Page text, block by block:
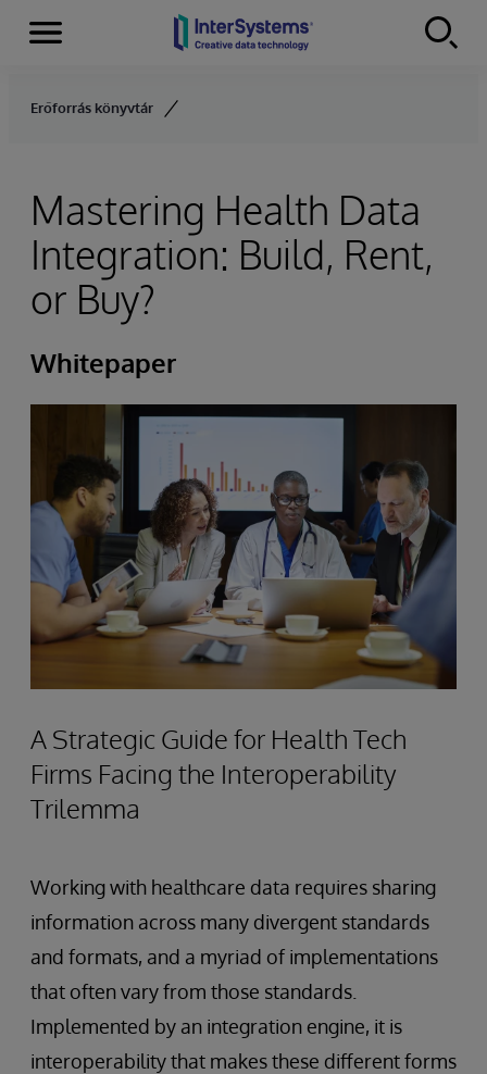
Skip to content
Menu
Erőforrás könyvtár
Mastering Health Data
Integration: Build, Rent,
or Buy?
Whitepaper
A Strategic Guide for Health Tech
Firms Facing the Interoperability
Trilemma
Working with healthcare data requires sharing
information across many divergent standards
and formats, and a myriad of implementations
that often vary from those standards.
Implemented by an integration engine, it is
interoperability that makes these different forms